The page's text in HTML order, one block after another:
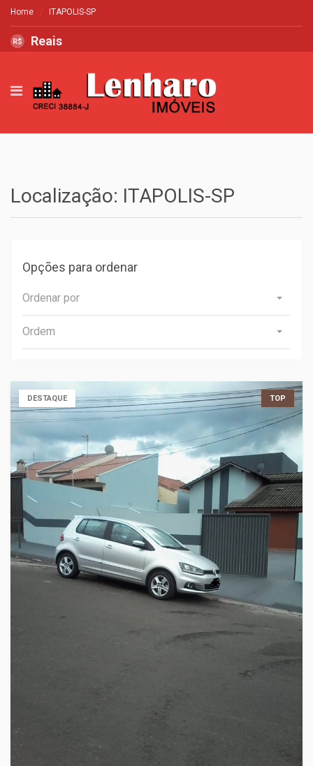
Home ITAPOLIS-SP
R$ Reais
Localização: ITAPOLIS-SP
Opções para ordenar
Ordenar por
Ordem
DESTAQUE TOP